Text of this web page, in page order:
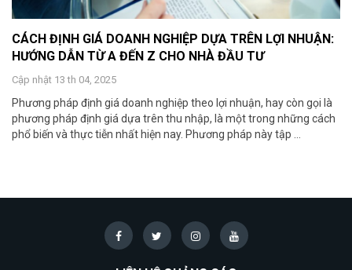
CÁCH ĐỊNH GIÁ DOANH NGHIỆP DỰA TRÊN LỢI NHUẬN:
HƯỚNG DẪN TỪ A ĐẾN Z CHO NHÀ ĐẦU TƯ
Cập nhật 13 th 04, 2025
Phương pháp định giá doanh nghiệp theo lợi nhuận, hay còn gọi là
phương pháp định giá dựa trên thu nhập, là một trong những cách
phổ biến và thực tiễn nhất hiện nay. Phương pháp này tập ...